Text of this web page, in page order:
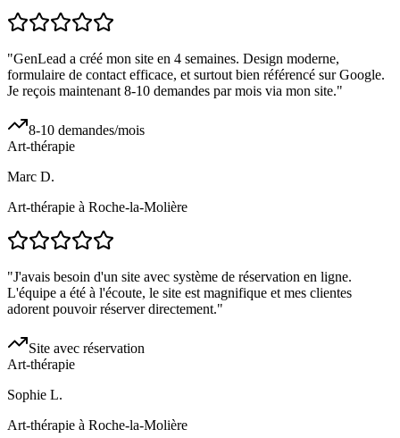
"GenLead a créé mon site en 4 semaines. Design moderne,
formulaire de contact efficace, et surtout bien référencé sur Google.
Je reçois maintenant 8-10 demandes par mois via mon site."
8-10 demandes/mois
Art-thérapie
Marc D.
Art-thérapie à Roche-la-Molière
"J'avais besoin d'un site avec système de réservation en ligne.
L'équipe a été à l'écoute, le site est magnifique et mes clientes
adorent pouvoir réserver directement."
Site avec réservation
Art-thérapie
Sophie L.
Art-thérapie à Roche-la-Molière